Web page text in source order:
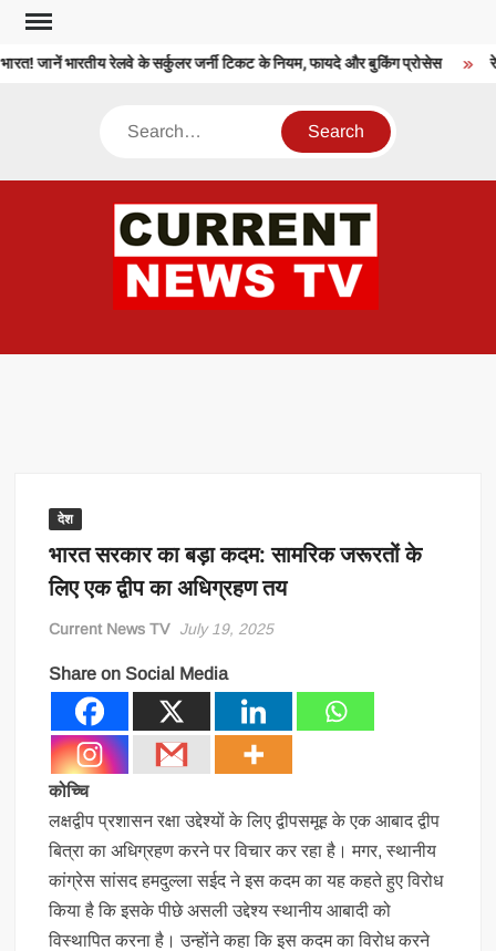
Skip
contentजानें भारतीय रेलवे के सर्कुलर जर्नी टिकट के नियम, फायदे और बुकिंग प्रोसेस
Search
देश
भारत सरकार का बड़ा कदम: सामरिक जरूरतों के
लिए एक द्वीप का अधिग्रहण तय
Current News TV July 19, 2025
Share on Social Media
कोच्चि
लक्षद्वीप प्रशासन रक्षा उद्देश्यों के लिए द्वीपसमूह के एक आबाद द्वीप
बित्रा का अधिग्रहण करने पर विचार कर रहा है। मगर, स्थानीय
कांग्रेस सांसद हमदुल्ला सईद ने इस कदम का यह कहते हुए विरोध
किया है कि इसके पीछे असली उद्देश्य स्थानीय आबादी को
विस्थापित करना है। उन्होंने कहा कि इस कदम का विरोध करने